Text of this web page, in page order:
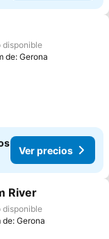
disponible
de: Gerona
Ver precios
River
disponible
de: Gerona